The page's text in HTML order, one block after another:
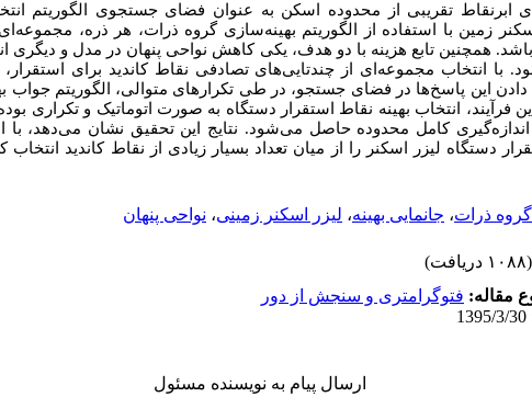
ابرنقاط تقریبی از محدوده اسکن به عنوان فضای جستجوی الگوریتم
زمین با استفاده از الگوریتم بهینه‌سازی گروه ذرات، هر ذره،
همچنین تابع هزینه با دو هدف، یکی کاهش نواحی پنهان در مدل و دیگری
با انتخاب مجموعه‌ای از چندتایی‌های تصادفی نقاط کاندید برای استقرار،
این پاسخ‌ها در فضای جستجو، در طی تکرارهای متوالی، الگوریتم جواب
فرآیند، انتخاب بهینه نقاط استقرار دستگاه به صورت اتوماتیک و تکراری
اندازه‌گیری کامل محدوده حاصل می‌شود. نتایج این تحقیق نشان می‌دهد، با
ذرات، جانمایی بهینه، لیزر اسکنر زمینی، نواحی پنهان
(۱۰۸۸ دریافت)
مقاله: فتوگرامتری و سنجش از دور
ارسال پیام به نویسنده مسئول